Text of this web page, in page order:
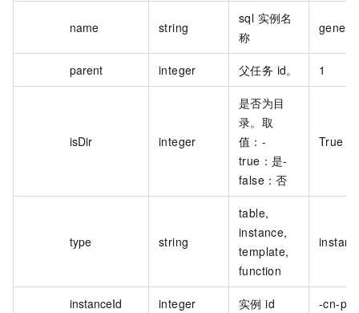
name string
sql 实例名
称
general
parent integer 父任务 id。 1
isDir integer
是否为目
录。取
值：-
true：是-
false：否
True
type string
table,
instance,
template,
function
instanceId integer 实例 id -cn-